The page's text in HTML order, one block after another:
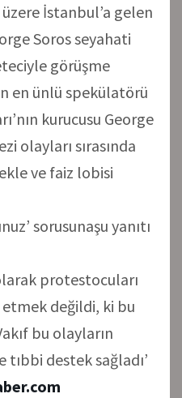
İstanbul’a gelen
Soros seyahati
görüşme
en ünlü spekülatörü
kurucusu George
olayları sırasında
ve faiz lobisi
sorusunaşu yanıtı
protestocuları
değildi, ki bu
bu olayların
tıbbi destek sağladı’